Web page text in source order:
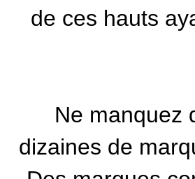
de ces hauts
Ne manquez
dizaines de